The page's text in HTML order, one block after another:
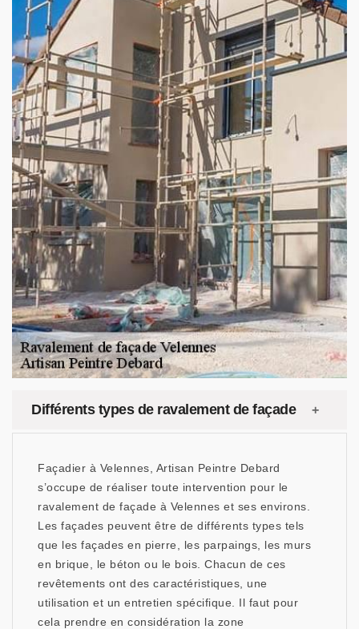
Différents types de ravalement de façade
Façadier à Velennes, Artisan Peintre Debard
s’occupe de réaliser toute intervention pour le
ravalement de façade à Velennes et ses environs.
Les façades peuvent être de différents types tels
que les façades en pierre, les parpaings, les murs
en brique, le béton ou le bois. Chacun de ces
revêtements ont des caractéristiques, une
utilisation et un entretien spécifique. Il faut pour
cela prendre en considération la zone